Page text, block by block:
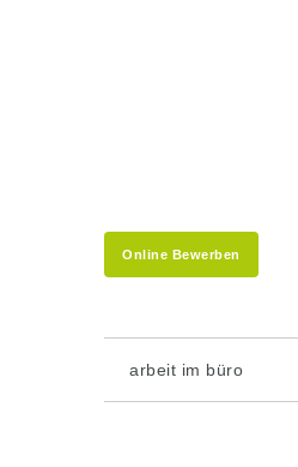
Online Bewerben
arbeit im büro